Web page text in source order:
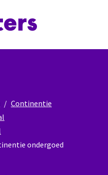
Continentie
ondergoed